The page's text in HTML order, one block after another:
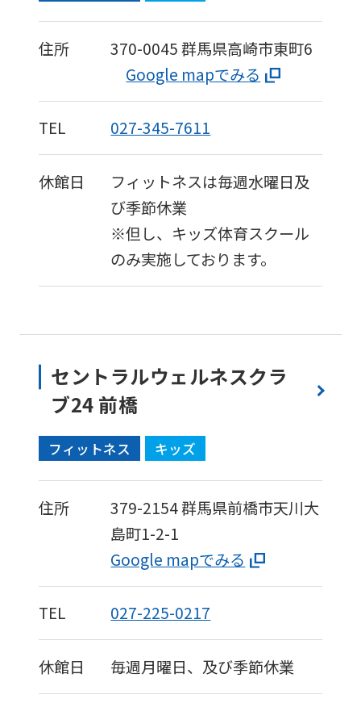
住所 370-0045群馬県高崎市東町6
Google mapでみる
TEL 027-345-7611
休館日
フィットネスは毎週水曜日及
び季節休業
※但し、キッズ体育スクール
のみ実施しております。
セントラルウェルネスクラ
ブ24 前橋
フィットネス キッズ
住所 379-2154群馬県前橋市天川大
島町1-2-1
Google mapでみる
TEL 027-225-0217
休館日 毎週月曜日、及び季節休業
using
the
service.
Automatic